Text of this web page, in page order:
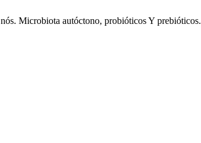
Microbiota autóctono, probióticos Y prebióticos.